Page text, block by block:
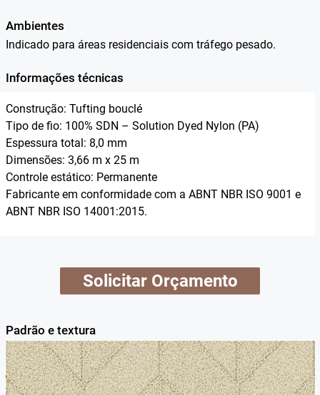
Ambientes
Indicado para áreas residenciais com tráfego pesado.
Informações técnicas
Construção: Tufting bouclé
Tipo de fio: 100% SDN – Solution Dyed Nylon (PA)
Espessura total: 8,0 mm
Dimensões: 3,66 m x 25 m
Controle estático: Permanente
Fabricante em conformidade com a ABNT NBR ISO 9001 e
ABNT NBR ISO 14001:2015.
Solicitar Orçamento
Padrão e textura